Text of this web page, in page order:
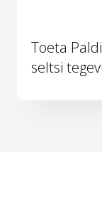
Toeta
seltsi